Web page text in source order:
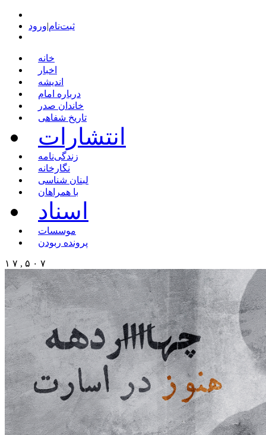
ثبت‌نام|ورود
خانه
اخبار
اندیشه
درباره امام
خاندان صدر
تاریخ شفاهی
انتشارات
زندگی‌نامه
نگارخانه
لبنان شناسی
با همراهان
اسناد
موسسات
پرونده ربودن
۱ ۷ , ۵ ۰ ۷